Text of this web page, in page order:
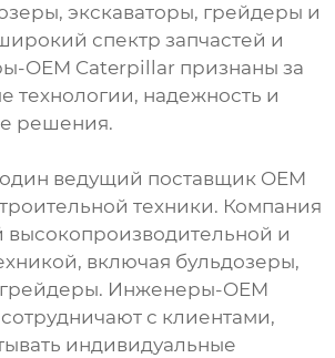
экскаваторы, грейдеры и
спектр запчастей и
OEM Caterpillar признаны за
технологии, надежность и
решения.
ведущий поставщик OEM
техники. Компания
высокопроизводительной и
включая бульдозеры,
Инженеры-OEM
с клиентами,
индивидуальные